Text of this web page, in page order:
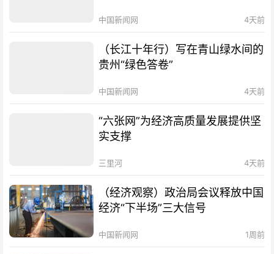
中国新闻网 4天前
（长江十年行）写在青山绿水间的
贵州“绿色答卷”
中国新闻网 4天前
“六张网”为经济高质量发展提供坚
实支撑
三里河 4天前
（经济观察）政治局会议释放中国
经济“下半场”三大信号
中国新闻网 1周前